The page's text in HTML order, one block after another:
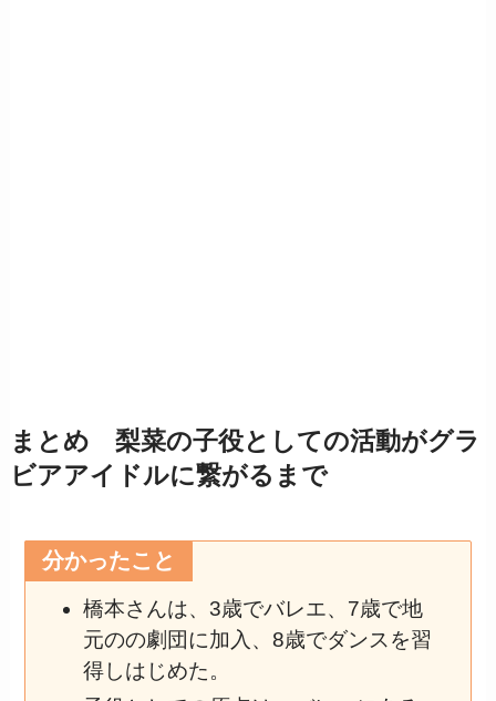
まとめ 梨菜の子役としての活動がグラ
ビアアイドルに繋がるまで
分かったこと
橋本さんは、3歳でバレエ、7歳で地
元のの劇団に加入、8歳でダンスを習
得しはじめた。